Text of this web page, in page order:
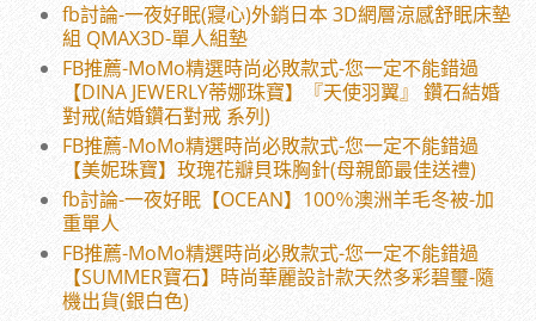
fb討論-一夜好眠(寢心)外銷日本 3D網層涼感舒眠床墊
組 QMAX3D-單人組墊
FB推薦-MoMo精選時尚必敗款式-您一定不能錯過
【DINA JEWERLY蒂娜珠寶】『天使羽翼』 鑽石結婚
對戒(結婚鑽石對戒 系列)
FB推薦-MoMo精選時尚必敗款式-您一定不能錯過
【美妮珠寶】玫瑰花瓣貝珠胸針(母親節最佳送禮)
fb討論-一夜好眠【OCEAN】100％澳洲羊毛冬被-加
重單人
FB推薦-MoMo精選時尚必敗款式-您一定不能錯過
【SUMMER寶石】時尚華麗設計款天然多彩碧璽-隨
機出貨(銀白色)